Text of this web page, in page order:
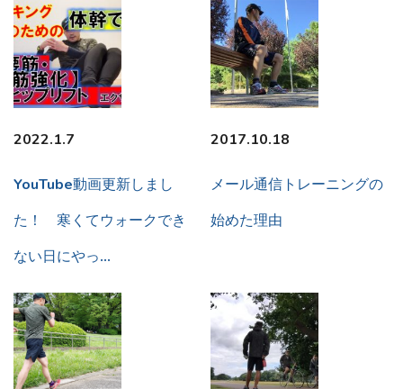
2022.1.7
YouTube動画更新しまし
た！ 寒くてウォークでき
ない日にやっ…
2017.10.18
メール通信トレーニングの
始めた理由